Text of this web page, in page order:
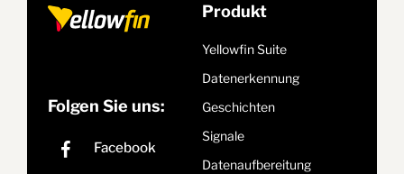
Folgen Sie uns:
Produkt
Yellowfin Suite
Datenerkennung
Geschichten
Signale
Datenaufbereitung